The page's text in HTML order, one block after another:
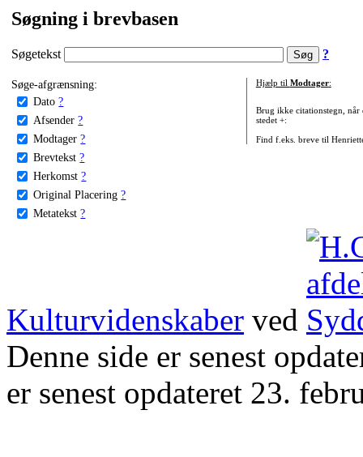
Søgning i brevbasen
Søgetekst ?
Søge-afgrænsning:
Dato ?
Afsender ?
Modtager ?
Brevtekst ?
Herkomst ?
Original Placering ?
Metatekst ?
Hjælp til Modtager:
Brug ikke citationstegn, når
stedet +:
Find f.eks. breve til
Kulturvidenskaber ved
Denne side er senest
er senest opdateret 23.